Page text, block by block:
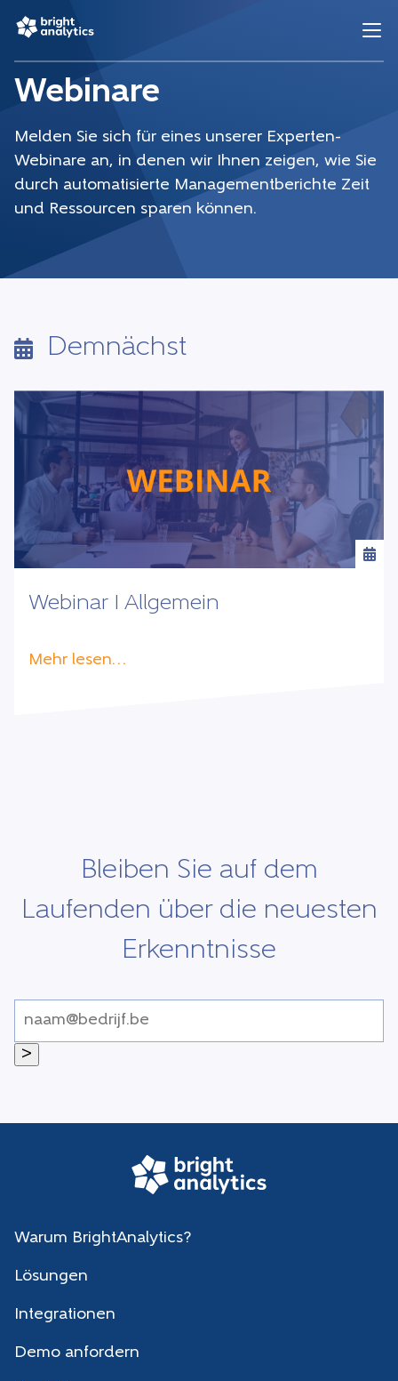
Webinare
Melden Sie sich für eines unserer Experten-
Webinare an, in denen wir Ihnen zeigen, wie Sie
durch automatisierte Managementberichte Zeit
und Ressourcen sparen können.
Demnächst
Webinar I Allgemein
Mehr lesen…
Bleiben Sie auf dem
Laufenden über die neuesten
Erkenntnisse
>
Warum BrightAnalytics?
Lösungen
Integrationen
Demo anfordern